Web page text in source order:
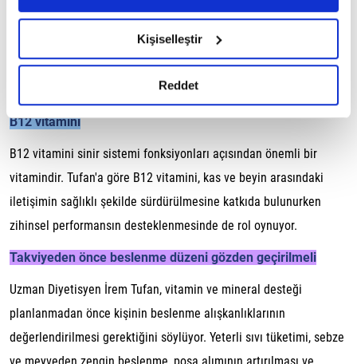
6698 sayılı Kişisel Verilerin Korunması Kanunu uyarınca
okumak ve sitemizi ziyaretiniz kapsamında
gerçekleştirilen veri işleme faaliyetleri ile ilgili daha
detaylı bilgi almak için lütfentıklayınız.
Kişiselleştir
Reddet
Omega-3 yağ asitleri, genel sağlık üzerinde olduğu kadar
egzersiz sonrası toparlanma süreçlerinde de önemli rol
oynayabilir. Uzman Diyetisyen İrem Tufan, sporcuların omega-3
alımına özen göstermeleri gerektiğini vurguluyor.
B12 vitamini
B12 vitamini sinir sistemi fonksiyonları açısından önemli bir
vitamindir. Tufan'a göre B12 vitamini, kas ve beyin arasındaki
iletişimin sağlıklı şekilde sürdürülmesine katkıda bulunurken
zihinsel performansın desteklenmesinde de rol oynuyor.
Takviyeden önce beslenme düzeni gözden geçirilmeli
Uzman Diyetisyen İrem Tufan, vitamin ve mineral desteği
planlanmadan önce kişinin beslenme alışkanlıklarının
değerlendirilmesi gerektiğini söylüyor. Yeterli sıvı tüketimi, sebze